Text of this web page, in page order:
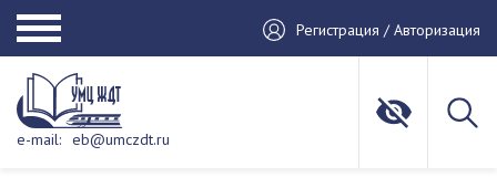
Регистрация / Авторизация
e-mail: eb@umczdt.ru